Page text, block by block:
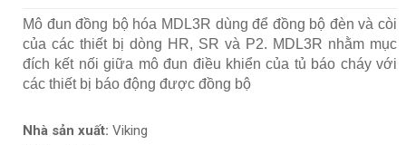
Mô đun đồng bộ hóa MDL3R dùng để đồng bộ đèn và còi
của các thiết bị dòng HR, SR và P2. MDL3R nhằm mục
đích kết nối giữa mô đun điều khiển của tủ báo cháy với
các thiết bị báo động được đồng bộ
Nhà sản xuất: Viking